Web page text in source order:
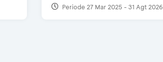
Periode 27 Mar 2025 - 31 Agt 2026